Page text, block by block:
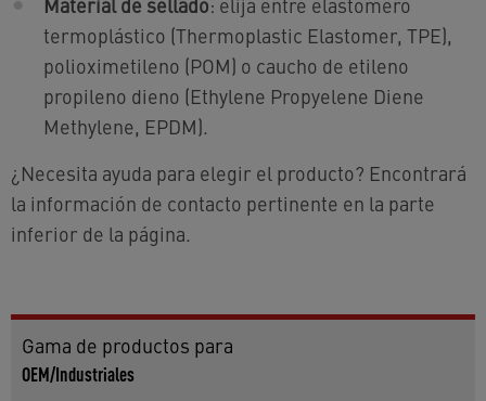
termoplástico (Thermoplastic Elastomer, TPE),
polioximetileno (POM) o caucho de etileno
propileno dieno (Ethylene Propyelene Diene
Methylene, EPDM).
¿Necesita ayuda para elegir el producto? Encontrará
la información de contacto pertinente en la parte
inferior de la página.
Gama de productos para
OEM/Industriales